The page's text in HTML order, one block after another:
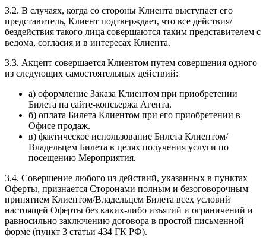
3.2. В случаях, когда со стороны Клиента выступает его
представитель, Клиент подтверждает, что все действия/
бездействия такого лица совершаются таким представителем с
ведома, согласия и в интересах Клиента.
3.3. Акцепт совершается Клиентом путем совершения одного
из следующих самостоятельных действий:
а) оформление Заказа Клиентом при приобретении
Билета на сайте-консьержа Агента.
б) оплата Билета Клиентом при его приобретении в
Офисе продаж.
в) фактическое использование Билета Клиентом/
Владельцем Билета в целях получения услуги по
посещению Мероприятия.
3.4. Совершение любого из действий, указанных в пунктах
Оферты, признается Сторонами полным и безоговорочным
принятием Клиентом/Владельцем Билета всех условий
настоящей Оферты без каких-либо изъятий и ограничений и
равносильно заключению договора в простой письменной
форме (пункт 3 статьи 434 ГК РФ).